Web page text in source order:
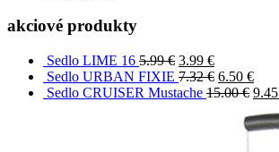
akciové produkty
Sedlo LIME 16 5.99€ 3.99 €
Sedlo URBAN FIXIE 7.32€ 6.50 €
Sedlo CRUISER Mustache 15.00€ 9.45